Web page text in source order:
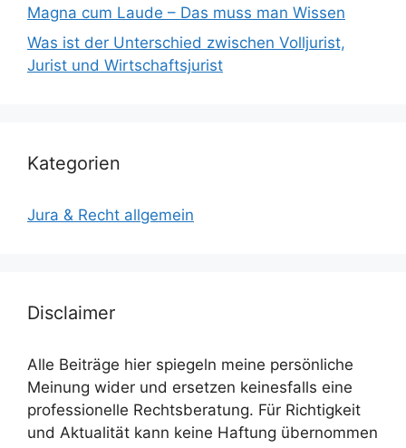
Magna cum Laude – Das muss man Wissen
Was ist der Unterschied zwischen Volljurist,
Jurist und Wirtschaftsjurist
Kategorien
Jura & Recht allgemein
Disclaimer
Alle Beiträge hier spiegeln meine persönliche
Meinung wider und ersetzen keinesfalls eine
professionelle Rechtsberatung. Für Richtigkeit
und Aktualität kann keine Haftung übernommen